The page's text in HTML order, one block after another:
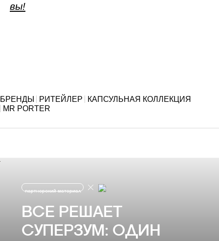
вы!
БРЕНДЫ РИТЕЙЛЕР
КАПСУЛЬНАЯ КОЛЛЕКЦИЯ
MR PORTER
партнерский материал
ВСЕ РЕШАЕТ
СУПЕРЗУМ: ОДИН